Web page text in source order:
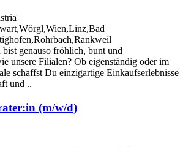
|
genauso fröhlich, bunt und
unsere Filialen? Ob eigenständig oder im
schaffst Du einzigartige Einkaufserlebnisse
und ..
(m/w/d)